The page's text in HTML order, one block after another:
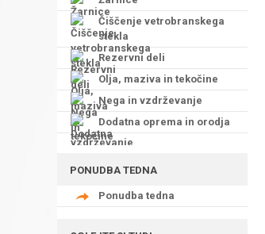
Čiščenje vetrobranskega
stekla
Rezervni deli
Olja, maziva in tekočine
Nega in vzdrževanje
Dodatna oprema in orodja
PONUDBA TEDNA
Ponudba tedna